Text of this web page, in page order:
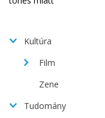
Kultúra
Film
Zene
Tudomány